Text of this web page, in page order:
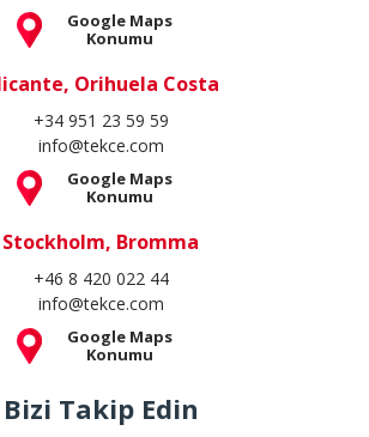
Google Maps
Konumu
Orihuela Costa
+34 951 23 59 59
info@tekce.com
Google Maps
Konumu
Stockholm, Bromma
+46 8 420 022 44
info@tekce.com
Google Maps
Konumu
Bizi Takip Edin